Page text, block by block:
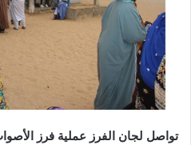
تواصل لجان الفرز عملية فرز